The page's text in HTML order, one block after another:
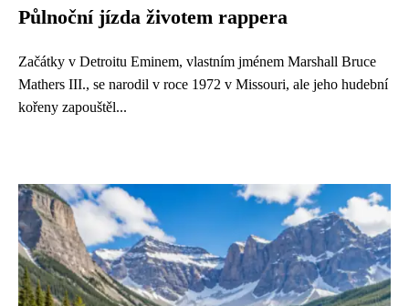
Půlnoční jízda životem rappera
Začátky v Detroitu Eminem, vlastním jménem Marshall Bruce
Mathers III., se narodil v roce 1972 v Missouri, ale jeho hudební
kořeny zapouštěl...